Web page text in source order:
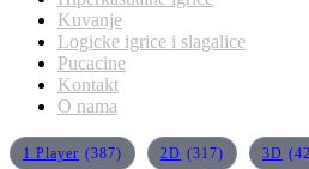
Kuvanje
Logicke igrice i slagalice
Pucacine
Kontakt
O nama
1 Player (387) 2D (317) 3D